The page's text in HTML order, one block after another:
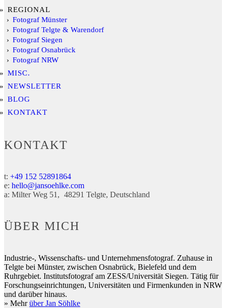
REGIONAL
Fotograf Münster
Fotograf Telgte & Warendorf
Fotograf Siegen
Fotograf Osnabrück
Fotograf NRW
MISC.
NEWSLETTER
BLOG
KONTAKT
KONTAKT
t: +49 152 52891864
e: hello@jansoehlke.com
a: Milter Weg 51 48291 Telgte Deutschland
ÜBER MICH
Industrie-, Wissenschafts- und Unternehmensfotograf. Zuhause in
Telgte bei Münster, zwischen Osnabrück, Bielefeld und dem
Ruhrgebiet. Institutsfotograf am ZESS/Universität Siegen. Tätig für
Forschungseinrichtungen, Universitäten und Firmenkunden in NRW
und darüber hinaus.
» Mehrüber Jan Söhlke